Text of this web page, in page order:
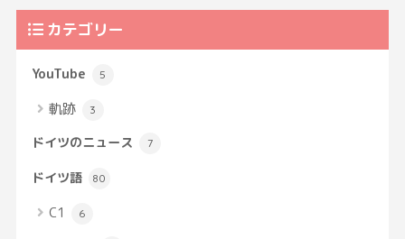
カテゴリー
YouTube 5
軌跡 3
ドイツのニュース 7
ドイツ語 80
C1 6